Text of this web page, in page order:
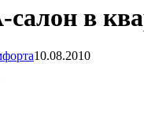
салон в
10.08.2010